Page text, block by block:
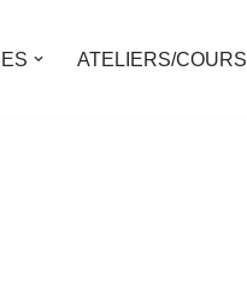
ATELIERS/COURS